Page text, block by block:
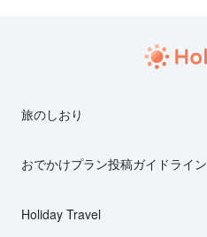
旅のしおり
おでかけプラン投稿ガイドライン
Holiday Travel